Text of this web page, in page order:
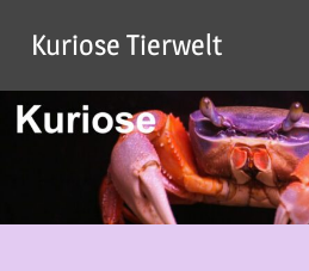
Inhalt
springen
Kuriose Tierwelt